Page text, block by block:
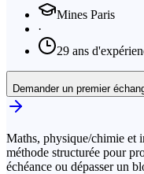
Mines Paris
·
29 ans
Demander un premier
Maths, physique/chimie et
méthode structurée pour
échéance ou dépasser un